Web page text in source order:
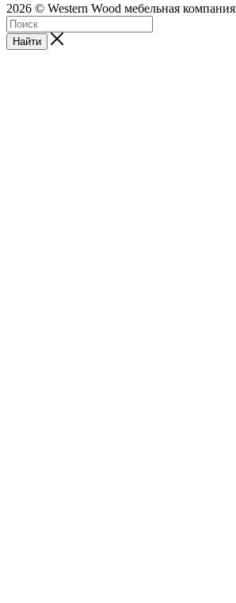
2026 © Western Wood мебельная компания
Найти